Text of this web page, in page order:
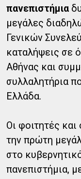
πανεπιστήμια
μεγάλες
Γενικών
καταλήψεις σε
Αθήνας και
συλλαλητήρια
Ελλάδα.
Οι φοιτητές
την πρώτη
στο
πανεπιστήμια,